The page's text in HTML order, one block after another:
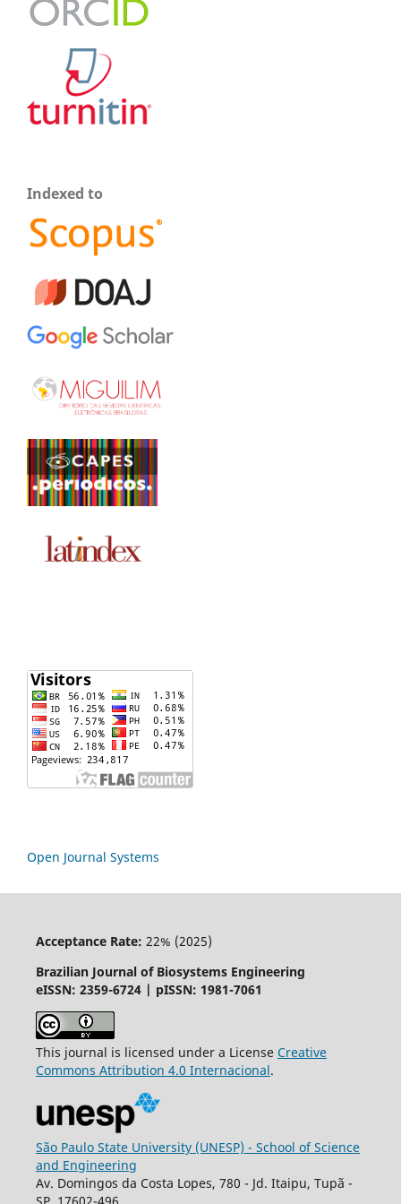
Indexed to
Open Journal Systems
Acceptance Rate: 22% (2025)
Brazilian Journal of Biosystems Engineering
eISSN: 2359-6724 | pISSN: 1981-7061
This journal is licensed under a License Creative
Commons Attribution 4.0 Internacional.
São Paulo State University (UNESP) - School of Science
and Engineering
Av. Domingos da Costa Lopes, 780 - Jd. Itaipu, Tupã -